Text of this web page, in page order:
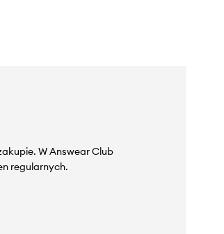
W Answear Club
regularnych.